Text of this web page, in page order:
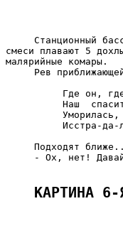
Станционный
смеси плавают 5
малярийные комары.
Рев
Где он,
Наш
Уморилась,
Исстра-да-
Подходят
- Ох, нет!
КАРТИНА 6-